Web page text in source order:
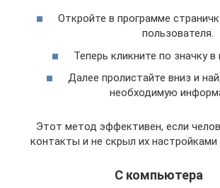
Откройте в программе
пользователя.
Теперь кликните по значку
Далее пролистайте вниз и
необходимую
Этот метод эффективен, если
контакты и не скрыл их настройками
С компьютера